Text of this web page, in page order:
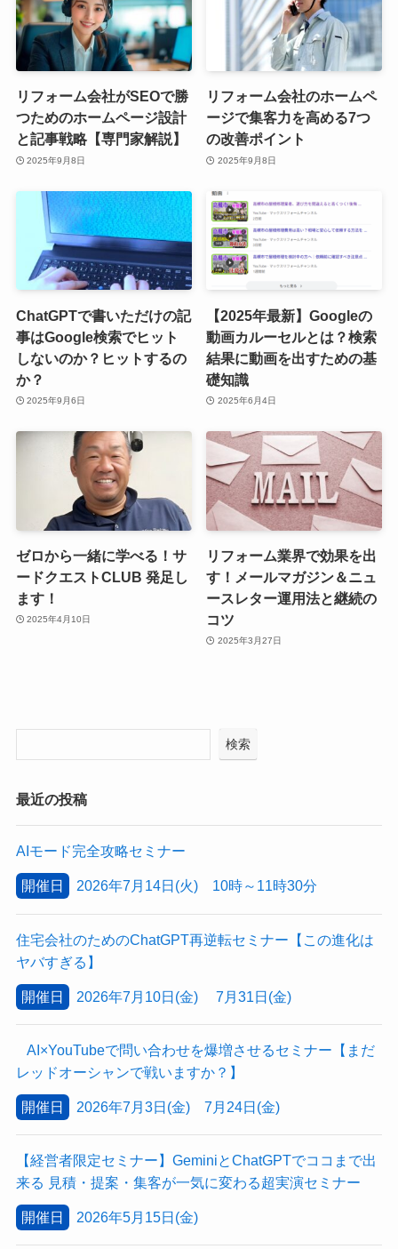
リフォーム会社がSEOで勝
つためのホームページ設計
と記事戦略【専門家解説】
2025年9月8日
リフォーム会社のホームペ
ージで集客力を高める7つ
の改善ポイント
2025年9月8日
ChatGPTで書いただけの記
事はGoogle検索でヒット
しないのか？ヒットするの
か？
2025年9月6日
【2025年最新】Googleの
動画カルーセルとは？検索
結果に動画を出すための基
礎知識
2025年6月4日
ゼロから一緒に学べる！サ
ードクエストCLUB 発足し
ます！
2025年4月10日
リフォーム業界で効果を出
す！メールマガジン＆ニュ
ースレター運用法と継続の
コツ
2025年3月27日
検索
最近の投稿
AIモード完全攻略セミナー
開催日 2026年7月14日(火) 10時～11時30分
住宅会社のためのChatGPT再逆転セミナー【この進化は
ヤバすぎる】
開催日 2026年7月10日(金) 7月31日(金)
AI×YouTubeで問い合わせを爆増させるセミナー【まだ
レッドオーシャンで戦いますか？】
開催日 2026年7月3日(金) 7月24日(金)
【経営者限定セミナー】GeminiとChatGPTでココまで出
来る 見積・提案・集客が一気に変わる超実演セミナー
開催日 2026年5月15日(金)